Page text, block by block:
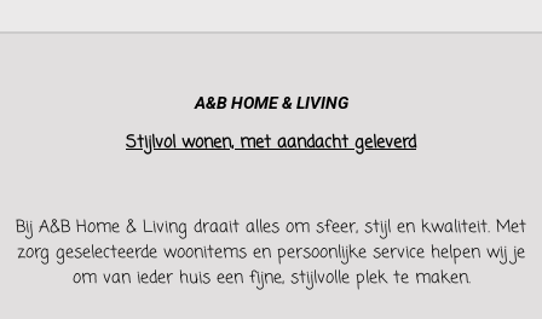
A&B HOME & LIVING
Stijlvol wonen, met aandacht geleverd
Bij A&B Home & Living draait alles om sfeer, stijl en kwaliteit. Met
zorg geselecteerde woonitems en persoonlijke service helpen wij je
om van ieder huis een fijne, stijlvolle plek te maken.